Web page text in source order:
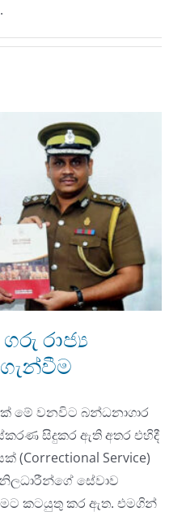
රාජ්‍ය
මේ වනවිට බන්ධනාගාර
සිදුකර ඇති අතර එහිදී
Service)
සේවාව
කටයුතු කර ඇත. එමගින්